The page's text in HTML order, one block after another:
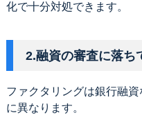
化で十分対処できます。
2.融資の審査に落ち
ファクタリングは銀行融
に異なります。